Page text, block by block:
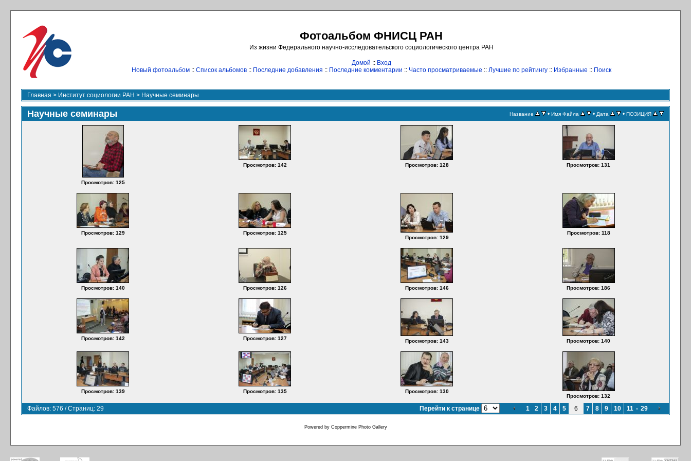
Фотоальбом ФНИСЦ РАН
Из жизни Федерального научно-исследовательского социологического центра РАН
Домой :: Вход
Новый фотоальбом:: Список альбомов:: Последние добавления :: Последние комментарии :: Часто просматриваемые :: Лучшие по рейтингу:: Избранные :: Поиск
Главная > Институт социологии РАН > Научные семинары
Научные семинары Название • Имя Файла • Дата • ПОЗИЦИЯ
Просмотров: 125
Просмотров: 142 Просмотров: 128 Просмотров: 131
Просмотров: 129
Просмотров: 125
Просмотров: 129
Просмотров: 118
Просмотров: 140 Просмотров: 126 Просмотров: 146 Просмотров: 186
Просмотров: 142 Просмотров: 127 Просмотров: 143 Просмотров: 140
Просмотров: 139 Просмотров: 135
Просмотров: 130
Просмотров: 132
Файлов: 576 / Страниц: 29 Перейти к странице 1 2 3 4 5 6 7 8 9 10 11 - 29
Powered by Coppermine Photo Gallery